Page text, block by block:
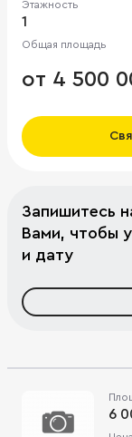
Этажность
1
Общая площадь
от 4 500
Запишитесь
Вами, чтобы
и дату
6